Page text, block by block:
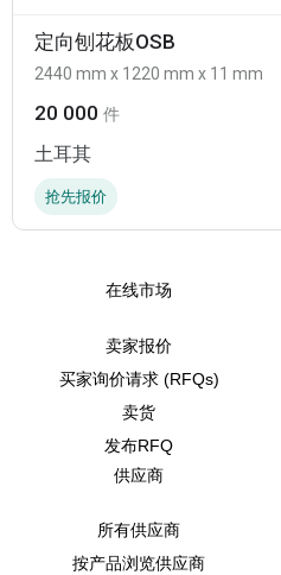
定向刨花板OSB
2440 mm x 1220 mm x 11 mm
20 000 件
土耳其
抢先报价
在线市场
卖家报价
买家询价请求 (RFQs)
卖货
发布RFQ
供应商
所有供应商
按产品浏览供应商